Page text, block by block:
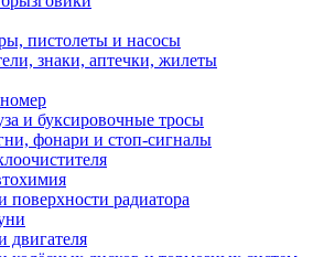
пистолеты и насосы
знаки, аптечки, жилеты
и буксировочные тросы
фонари и стоп-сигналы
поверхности радиатора
двигателя